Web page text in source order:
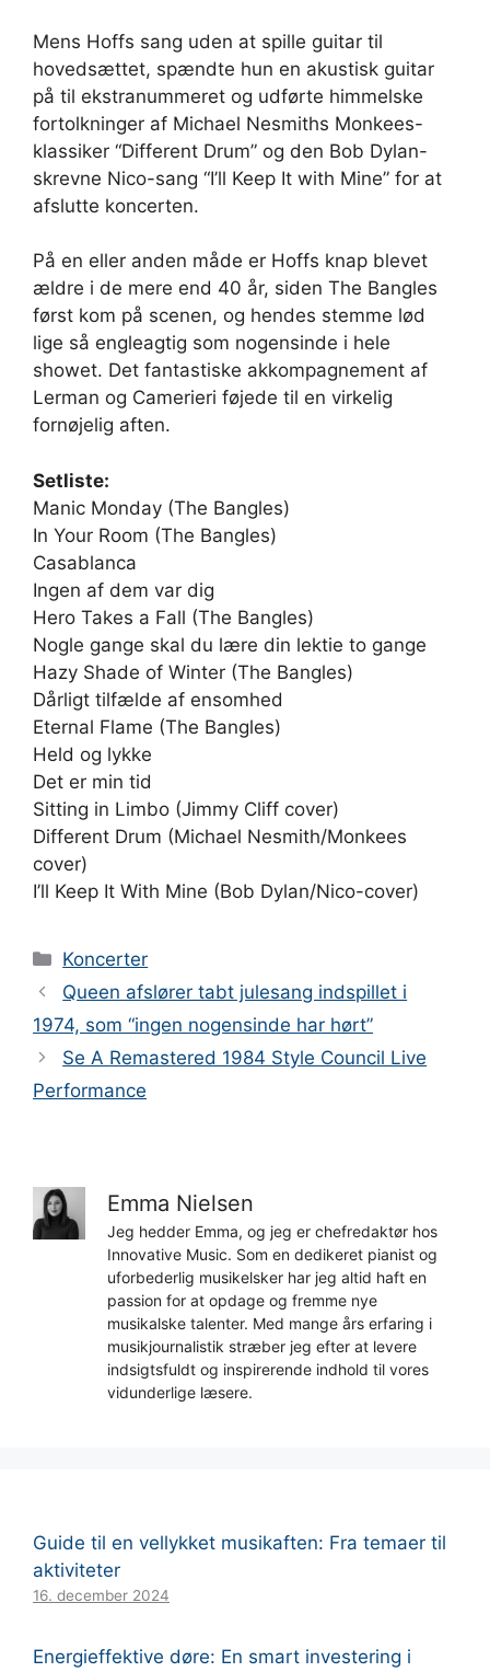
Mens Hoffs sang uden at spille guitar til
hovedsættet, spændte hun en akustisk guitar
på til ekstranummeret og udførte himmelske
fortolkninger af Michael Nesmiths Monkees-
klassiker “Different Drum” og den Bob Dylan-
skrevne Nico-sang “I’ll Keep It with Mine” for at
afslutte koncerten.
På en eller anden måde er Hoffs knap blevet
ældre i de mere end 40 år, siden The Bangles
først kom på scenen, og hendes stemme lød
lige så engleagtig som nogensinde i hele
showet. Det fantastiske akkompagnement af
Lerman og Camerieri føjede til en virkelig
fornøjelig aften.
Setliste:
Manic Monday (The Bangles)
In Your Room (The Bangles)
Casablanca
Ingen af ​​dem var dig
Hero Takes a Fall (The Bangles)
Nogle gange skal du lære din lektie to gange
Hazy Shade of Winter (The Bangles)
Dårligt tilfælde af ensomhed
Eternal Flame (The Bangles)
Held og lykke
Det er min tid
Sitting in Limbo (Jimmy Cliff cover)
Different Drum (Michael Nesmith/Monkees
cover)
I’ll Keep It With Mine (Bob Dylan/Nico-cover)
Kategorier
Koncerter
Queen afslører tabt julesang indspillet i
1974, som “ingen nogensinde har hørt”
Se A Remastered 1984 Style Council Live
Performance
Emma Nielsen
Jeg hedder Emma, og jeg er chefredaktør hos
Innovative Music. Som en dedikeret pianist og
uforbederlig musikelsker har jeg altid haft en
passion for at opdage og fremme nye
musikalske talenter. Med mange års erfaring i
musikjournalistik stræber jeg efter at levere
indsigtsfuldt og inspirerende indhold til vores
vidunderlige læsere.
Guide til en vellykket musikaften: Fra temaer til
aktiviteter
16. december 2024
Energieffektive døre: En smart investering i